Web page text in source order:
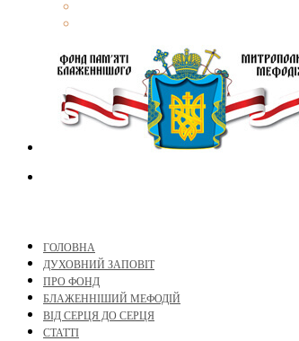
ГОЛОВНА
ДУХОВНИЙ ЗАПОВІТ
ПРО ФОНД
БЛАЖЕННІШИЙ МЕФОДІЙ
ВІД СЕРЦЯ ДО СЕРЦЯ
СТАТТІ